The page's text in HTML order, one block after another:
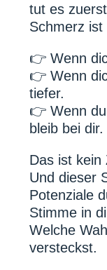
tut es
Schmerz ist
👉 Wenn
👉 Wenn
tiefer.
👉 Wenn
bleib bei dir.
Das ist kein
Und dieser
Potenziale
Stimme in
Welche
versteckst.